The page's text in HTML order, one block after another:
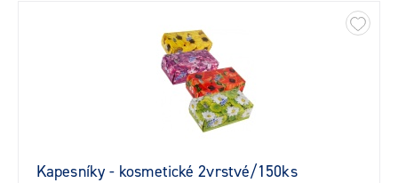
Kapesníky - kosmetické 2vrstvé/150ks